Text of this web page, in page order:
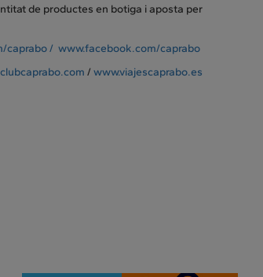
de productes en botiga i aposta per
caprabo / www.facebook.com/caprabo
/ www.viajescaprabo.es